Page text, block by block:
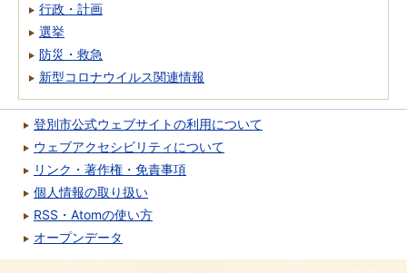
行政・計画
選挙
防災・救急
新型コロナウイルス関連情報
登別市公式ウェブサイトの利用について
ウェブアクセシビリティについて
リンク・著作権・免責事項
個人情報の取り扱い
RSS・Atomの使い方
オープンデータ